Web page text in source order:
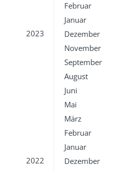
Februar
Januar
2023
Dezember
November
September
August
Juni
Mai
März
Februar
Januar
2022
Dezember